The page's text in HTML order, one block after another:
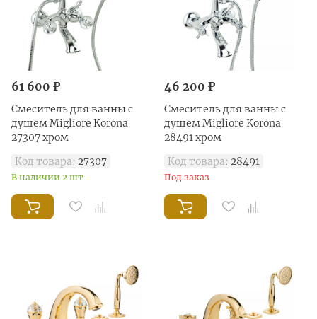
61 600 ₽
Смеситель для ванны с
душем Migliore Korona
27307 хром
Код товара: 27307
В наличии 2 шт
46 200 ₽
Смеситель для ванны с
душем Migliore Korona
28491 хром
Код товара: 28491
Под заказ